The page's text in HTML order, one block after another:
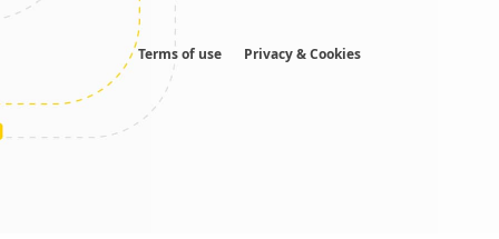
Terms of use Privacy & Cookies